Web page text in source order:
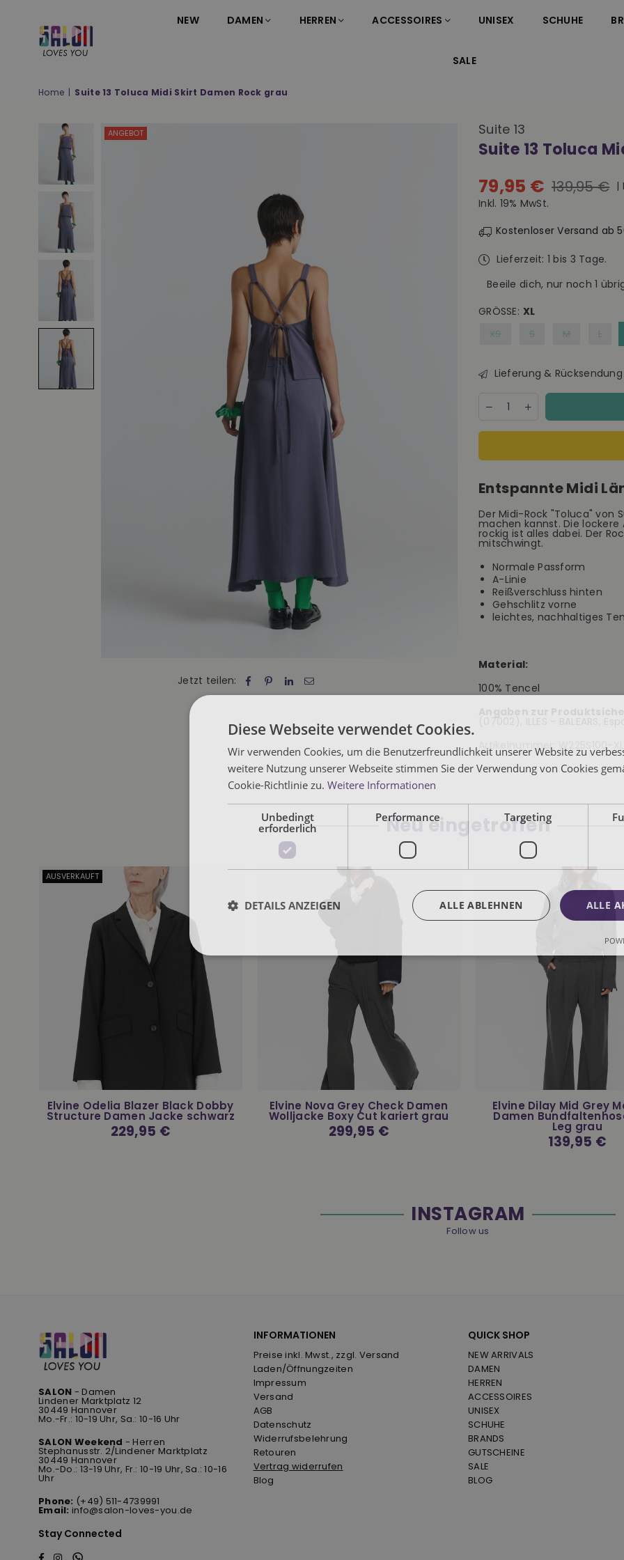
YOU
NEW DAMEN HERREN ACCESSOIRES UNISEX SCHUHE
SALE
Home | Suite 13 Toluca Midi Skirt Damen Rock grau
ANGEBOT
Jetzt teilen:
Suite 13
Suite 13 Toluca
Normaler
Preis
79,95 € 139,95 € |
Inkl. 19% MwSt.
Kostenloser Versand ab
Lieferzeit: 1 bis 3 Tage.
Beeile dich, nur noch1
GRÖSSE: XL
XS S M L
Lieferung & Rücksendung
Decrease
for
Skirt
Damen
Rock
grau
Increase
quantity
for
Skirt
Rock
grau
Entspannte Midi
Der Midi-Rock "Toluca" von
machen kannst. Die lockere
rockig ist alles dabei. Der
mitschwingt.
Normale Passform
A-Linie
Reißverschluss hinten
Gehschlitz vorne
leichtes, nachhaltiges
Material:
100% Tencel
(07002), ILLES - BALEARS,
Artikelnummer:
W225S100-XL
Neu eingetroffen
AUSVERKAUFT
Elvine Odelia Blazer Black Dobby
Structure Damen Jacke schwarz
Normaler
Preis
229,95 €
Elvine Nova Grey Check Damen
Wolljacke Boxy Cut kariert grau
Normaler
Preis
299,95 €
Elvine Dilay Mid Grey
Damen
Leg grau
Normaler
Preis
139,95 €
INSTAGRAM
Follow us
SALON - Damen
Lindener Marktplatz 12
30449 Hannover
Mo.-Fr.: 10-19 Uhr, Sa.: 10-16 Uhr
SALON Weekend - Herren
Stephanusstr. 2/Lindener Marktplatz
30449 Hannover
Mo.-Do.: 13-19 Uhr, Fr.: 10-19 Uhr, Sa.: 10-16
Uhr
Phone: (+49) 511-4739991
Email: info@salon-loves-you.de
Stay Connected
Facebook
InstagramWhatsapp
INFORMATIONEN
Preise inkl. Mwst., zzgl. Versand
Laden/Öffnungzeiten
Impressum
Versand
AGB
Datenschutz
Widerrufsbelehrung
Retouren
Vertrag widerrufen
Blog
QUICK SHOP
NEW ARRIVALS
DAMEN
HERREN
ACCESSOIRES
UNISEX
SCHUHE
BRANDS
GUTSCHEINE
SALE
BLOG
Diese Webseite verwendet Cookies.
Wir verwenden Cookies, um die Benutzerfreundlichkeit unserer Website zu
weitere Nutzung unserer Webseite stimmen Sie der Verwendung von Cookies
Cookie-Richtlinie zu. Weitere Informationen
Unbedingt
erforderlich
Performance Targeting
ALLE
ALLE ABLEHNEN
DETAILS ANZEIGEN